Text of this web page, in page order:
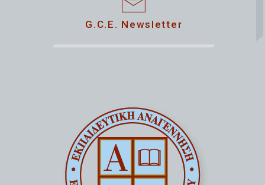
G.C.E. Newsletter